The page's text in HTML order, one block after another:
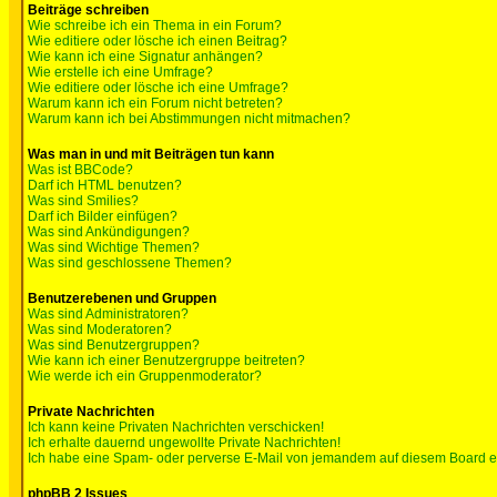
Beiträge schreiben
Wie schreibe ich ein Thema in ein Forum?
Wie editiere oder lösche ich einen Beitrag?
Wie kann ich eine Signatur anhängen?
Wie erstelle ich eine Umfrage?
Wie editiere oder lösche ich eine Umfrage?
Warum kann ich ein Forum nicht betreten?
Warum kann ich bei Abstimmungen nicht mitmachen?
Was man in und mit Beiträgen tun kann
Was ist BBCode?
Darf ich HTML benutzen?
Was sind Smilies?
Darf ich Bilder einfügen?
Was sind Ankündigungen?
Was sind Wichtige Themen?
Was sind geschlossene Themen?
Benutzerebenen und Gruppen
Was sind Administratoren?
Was sind Moderatoren?
Was sind Benutzergruppen?
Wie kann ich einer Benutzergruppe beitreten?
Wie werde ich ein Gruppenmoderator?
Private Nachrichten
Ich kann keine Privaten Nachrichten verschicken!
Ich erhalte dauernd ungewollte Private Nachrichten!
Ich habe eine Spam- oder perverse E-Mail von jemandem auf diesem Board
phpBB 2 Issues